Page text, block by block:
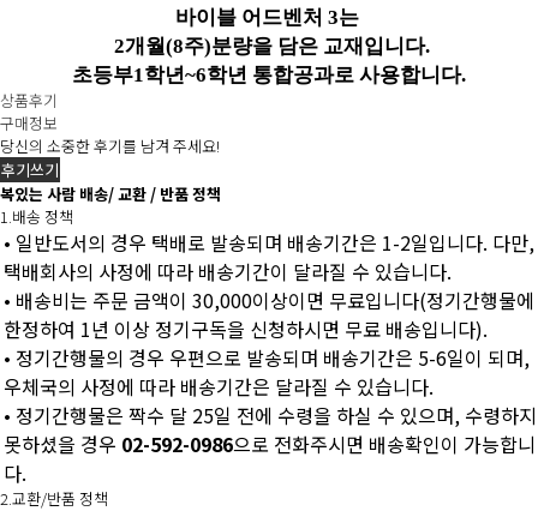
바이블 어드벤처 3는
2개월(8주)분량을 담은 교재입니다.
초등부1학년~6학년 통합공과로 사용합니다.
상품후기
구매정보
당신의 소중한 후기를 남겨 주세요!
후기쓰기
복있는 사람 배송/ 교환 / 반품 정책
1.배송 정책
• 일반도서의 경우 택배로 발송되며 배송기간은 1-2일입니다. 다만,
택배회사의 사정에 따라 배송기간이 달라질 수 있습니다.
• 배송비는 주문 금액이 30,000이상이면 무료입니다(정기간행물에
한정하여 1년 이상 정기구독을 신청하시면 무료 배송입니다).
• 정기간행물의 경우 우편으로 발송되며 배송기간은 5-6일이 되며,
우체국의 사정에 따라 배송기간은 달라질 수 있습니다.
• 정기간행물은 짝수 달 25일 전에 수령을 하실 수 있으며, 수령하지
못하셨을 경우 02-592-0986으로 전화주시면 배송확인이 가능합니
다.
2.교환/반품 정책